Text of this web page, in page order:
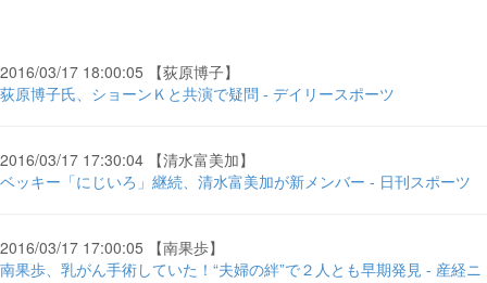
2016/03/17 18:00:05 【荻原博子】
荻原博子氏、ショーンＫと共演で疑問 - デイリースポーツ
2016/03/17 17:30:04 【清水富美加】
ベッキー「にじいろ」継続、清水富美加が新メンバー - 日刊スポーツ
2016/03/17 17:00:05 【南果歩】
南果歩、乳がん手術していた！“夫婦の絆”で２人とも早期発見 - 産経ニ